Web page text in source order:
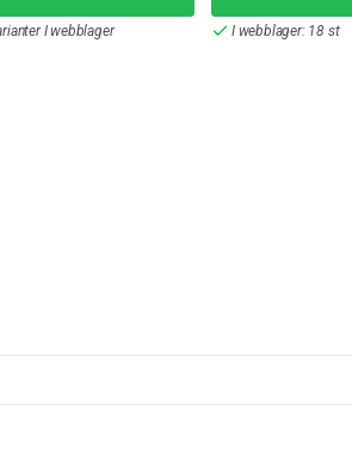
I webblager I webblager: 18 st